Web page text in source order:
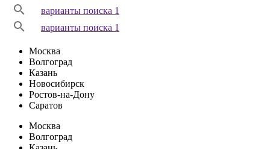
варианты поиска 1
варианты поиска 1
Москва
Волгоград
Казань
Новосибирск
Ростов-на-Дону
Саратов
Москва
Волгоград